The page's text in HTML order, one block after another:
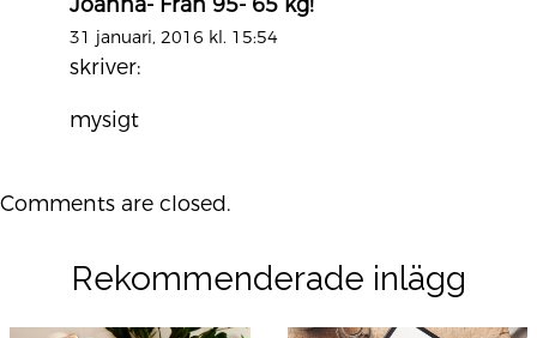
Joanna- Från 95- 65 kg!
31 januari, 2016 kl. 15:54
skriver:
mysigt
Comments are closed.
Rekommenderade inlägg